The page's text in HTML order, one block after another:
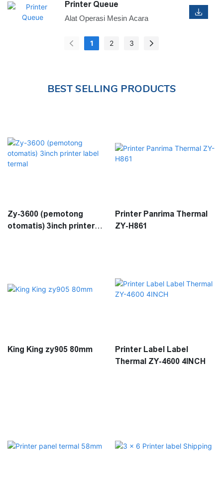
Printer Queue
Alat Operasi Mesin Acara
1 2 3
BEST SELLING PRODUCTS
Zy-3600 (pemotong
otomatis) 3inch printer
Printer Panrima Thermal
ZY-H861
King King zy905 80mm
Printer Label Label
Thermal ZY-4600 4INCH